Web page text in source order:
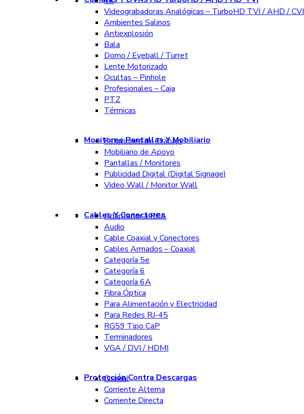
Videograbadoras Analógicas – TurboHD TVI / AHD / CVI
Ambientes Salinos
Antiexplosión
Bala
Domo / Eyeball / Turret
Lente Motorizado
Ocultas – Pinhole
Profesionales – Caja
PTZ
Térmicas
Monitores Pantallas Y Mobiliario
Estaciones de Trabajo
Mobiliario de Apoyo
Pantallas / Monitores
Publicidad Digital (Digital Signage)
Video Wall / Monitor Wall
Cables Y Conectores
Adaptador a RCA
Audio
Cable Coaxial y Conectores
Cables Armados – Coaxial
Categoría 5e
Categoría 6
Categoría 6A
Fibra Óptica
Para Alimentación y Electricidad
Para Redes RJ-45
RG59 Tipo CaP
Terminadores
VGA / DVI / HDMI
Protección Contra Descargas
Coaxial
Corriente Alterna
Corriente Directa